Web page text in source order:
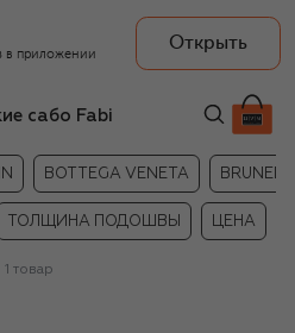
в приложении
Открыть
сабо Fabi
BOTTEGA VENETA
ТОЛЩИНА ПОДОШВЫ ЦЕНА
1 товар